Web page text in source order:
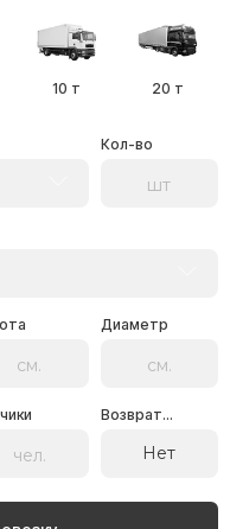
10 т 20 т
Кол-во
Диаметр
Возврат...
Нет